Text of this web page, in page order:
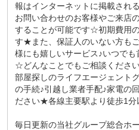
報はインターネットに掲載され
お問い合わせのお客様やご来店
することが可能です☆初期費用
す★また、保証人のいない方も
様にも嬉しいサービス♪いつで
☆どんなことでもご相談くださ
部屋探しのライフエージェント
の手続♪引越し業者手配♪家電の
ださい★各線主要駅より徒歩1
毎日更新の当社グループ総合ホ